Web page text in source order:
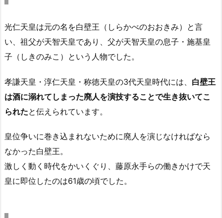
光仁天皇は元の名を白壁王（しらかべのおおきみ）と言
い、祖父が天智天皇であり、父が天智天皇の息子・施基皇
子（しきのみこ）という人物でした。
孝謙天皇・淳仁天皇・称徳天皇の3代天皇時代には、 白壁王
は酒に溺れてしまった廃人を演技することで生き抜いてこ
られたと伝えられています。
皇位争いに巻き込まれないために廃人を演じなければなら
なかった白壁王。
激しく動く時代をかいくぐり、藤原永手らの働きかけで天
皇に即位したのは61歳の頃でした。